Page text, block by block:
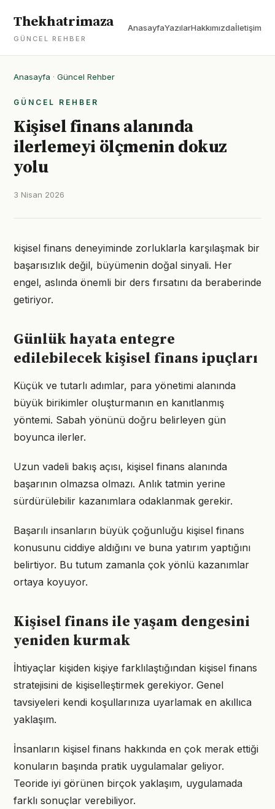
Thekhatrimaza
GÜNCEL REHBER
AnasayfaYazılarHakkımızdaİletişim
Anasayfa · Güncel Rehber
GÜNCEL REHBER
Kişisel finans alanında
ilerlemeyi ölçmenin dokuz
yolu
3 Nisan 2026
kişisel finans deneyiminde zorluklarla karşılaşmak bir
başarısızlık değil, büyümenin doğal sinyali. Her
engel, aslında önemli bir ders fırsatını da beraberinde
getiriyor.
Günlük hayata entegre
edilebilecek kişisel finans ipuçları
Küçük ve tutarlı adımlar, para yönetimi alanında
büyük birikimler oluşturmanın en kanıtlanmış
yöntemi. Sabah yönünü doğru belirleyen gün
boyunca ilerler.
Uzun vadeli bakış açısı, kişisel finans alanında
başarının olmazsa olmazı. Anlık tatmin yerine
sürdürülebilir kazanımlara odaklanmak gerekir.
Başarılı insanların büyük çoğunluğu kişisel finans
konusunu ciddiye aldığını ve buna yatırım yaptığını
belirtiyor. Bu tutum zamanla çok yönlü kazanımlar
ortaya koyuyor.
Kişisel finans ile yaşam dengesini
yeniden kurmak
İhtiyaçlar kişiden kişiye farklılaştığından kişisel finans
stratejisini de kişiselleştirmek gerekiyor. Genel
tavsiyeleri kendi koşullarınıza uyarlamak en akıllıca
yaklaşım.
İnsanların kişisel finans hakkında en çok merak ettiği
konuların başında pratik uygulamalar geliyor.
Teoride iyi görünen birçok yaklaşım, uygulamada
farklı sonuçlar verebiliyor.